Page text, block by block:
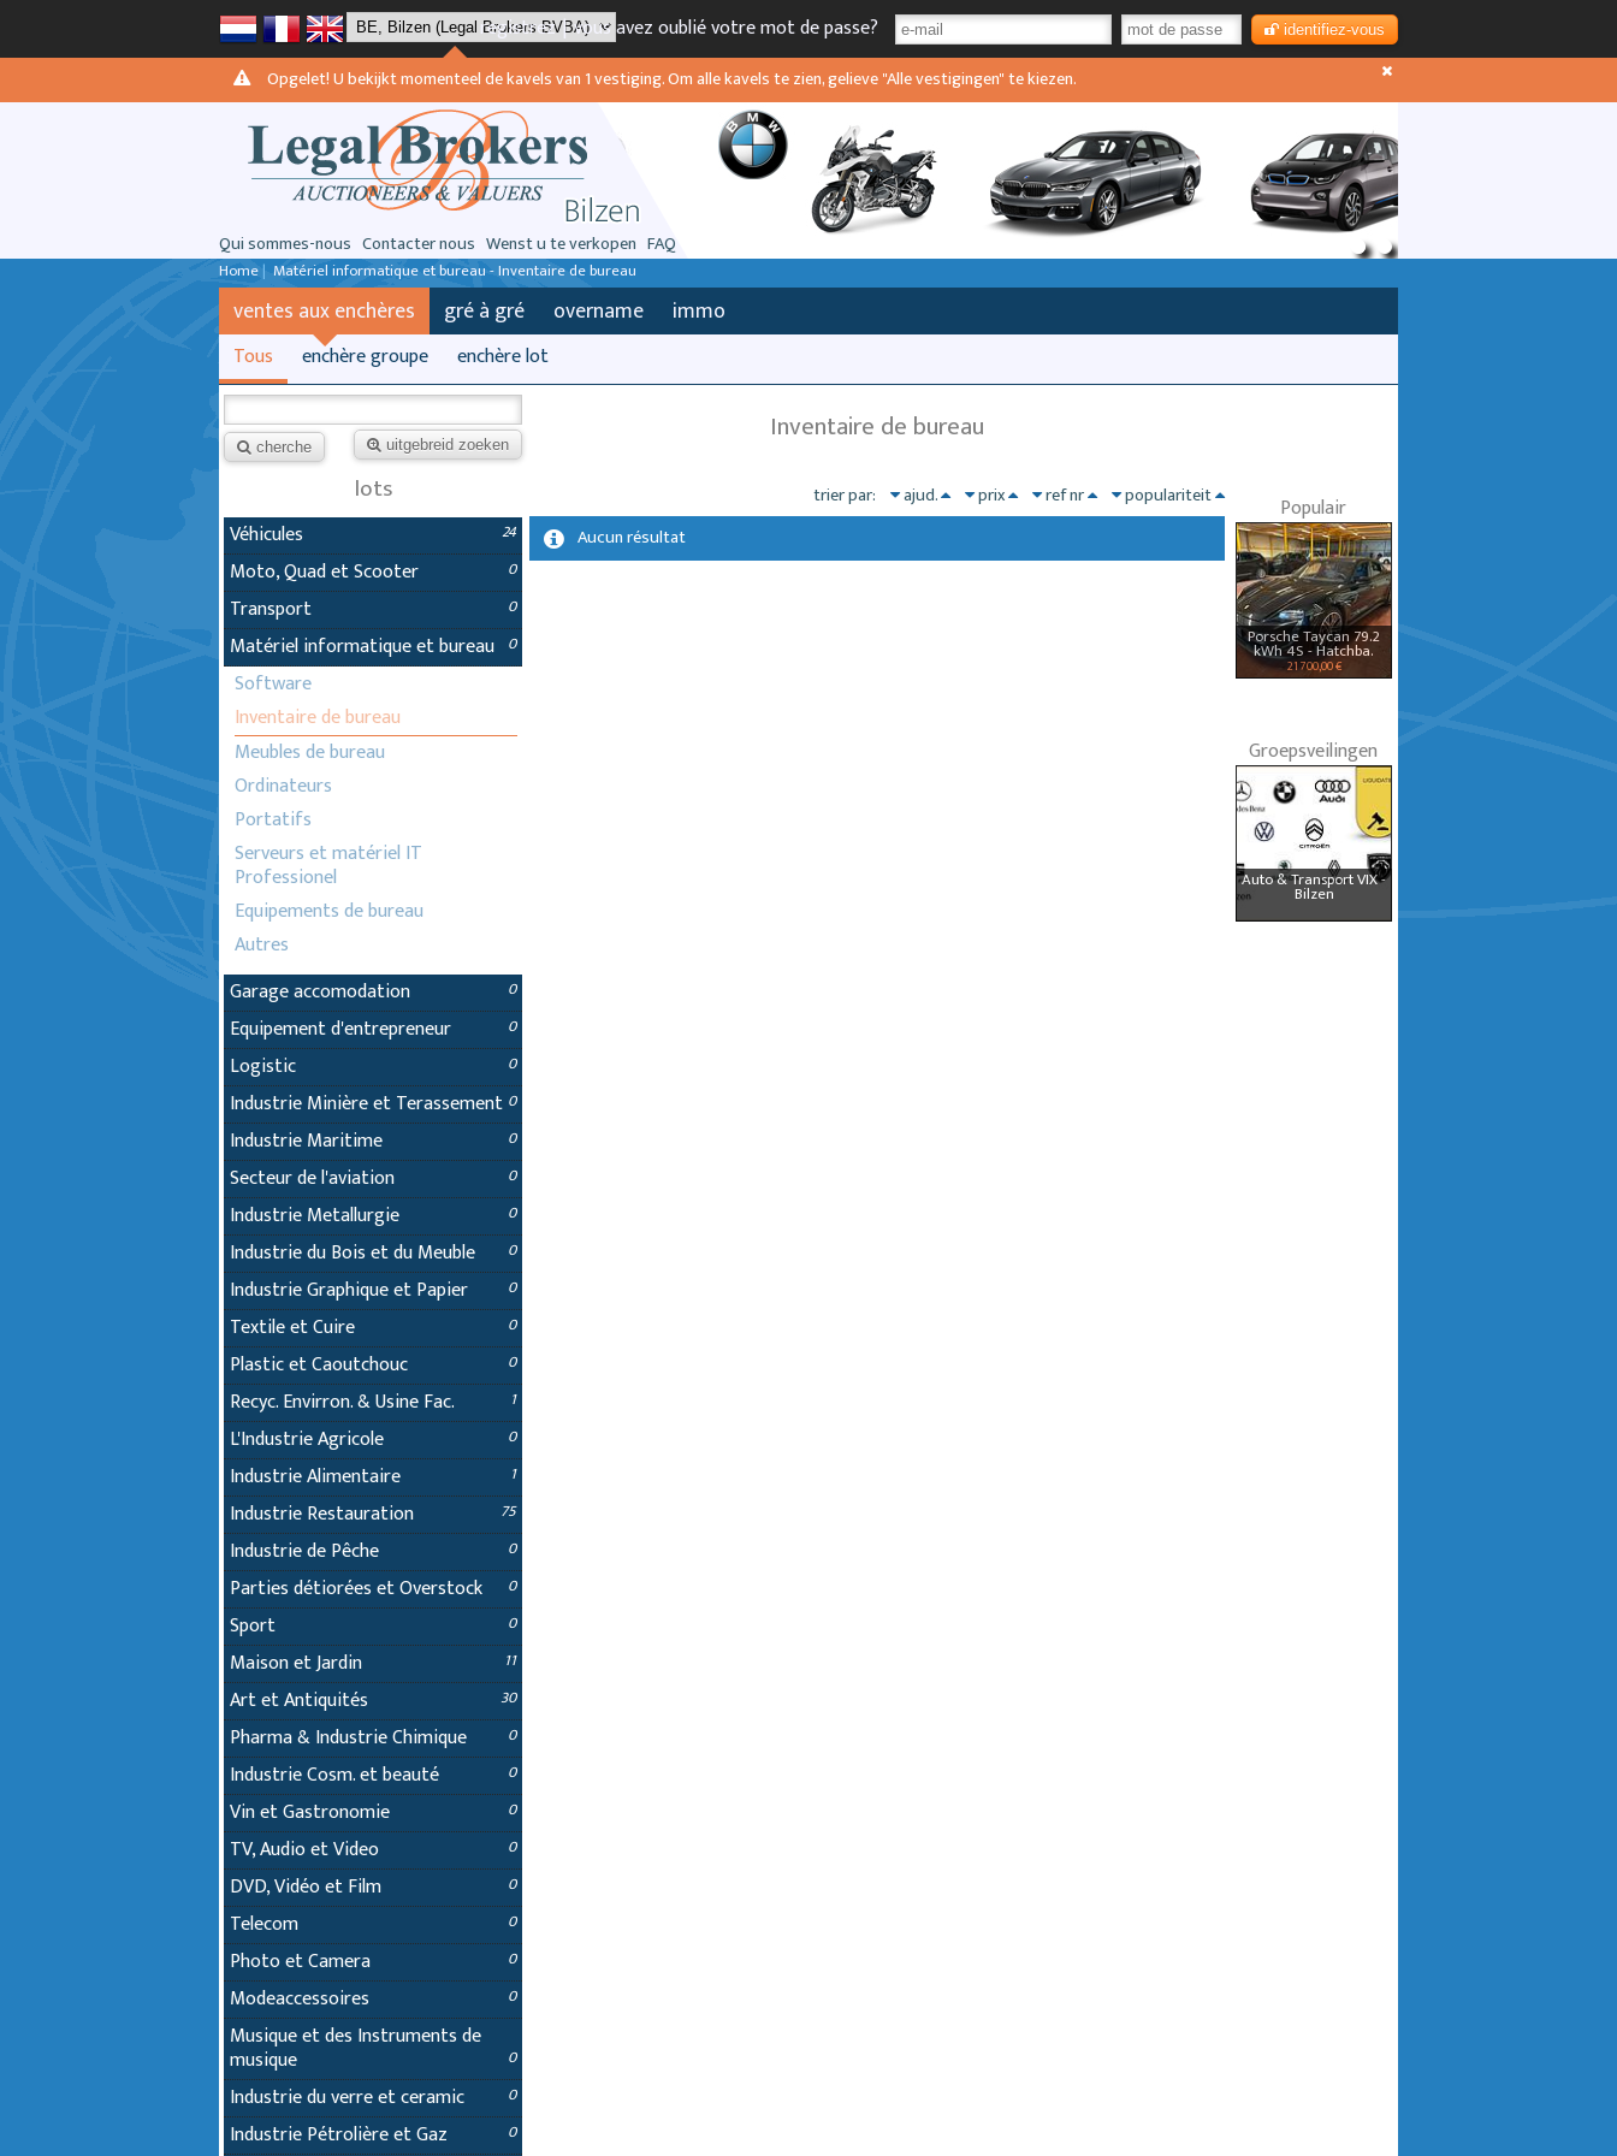
registrez | vous avez oublié votre mot de passe? identifiez-vous
Opgelet! U bekijkt momenteel de kavels van 1 vestiging. Om alle kavels te zien, gelieve "Alle vestigingen" te kiezen.
Qui sommes-nous Contacter nous Wenst u te verkopen FAQ
Home| Matériel informatique et bureau - Inventaire de bureau
ventes aux enchères gré à gré overname immo
Tous enchère groupe enchère lot
cherche uitgebreid zoeken
lots
Véhicules 24
Moto, Quad et Scooter 0
Transport 0
Matériel informatique et bureau 0
Software
Inventaire de bureau
Meubles de bureau
Ordinateurs
Portatifs
Serveurs et matériel IT
Professionel
Equipements de bureau
Autres
Garage accomodation
0
Equipement d'entrepreneur 0
Logistic 0
Industrie Minière et Terassement 0
Industrie Maritime 0
Secteur de l'aviation 0
Industrie Metallurgie 0
Industrie du Bois et du Meuble 0
Industrie Graphique et Papier 0
Textile et Cuire 0
Plastic et Caoutchouc 0
Recyc. Envirron. & Usine Fac. 1
L'Industrie Agricole 0
Industrie Alimentaire 1
Industrie Restauration 75
Industrie de Pêche 0
Parties détiorées et Overstock 0
Sport 0
Maison et Jardin 11
Art et Antiquités 30
Pharma & Industrie Chimique 0
Industrie Cosm. et beauté 0
Vin et Gastronomie 0
TV, Audio et Video 0
DVD, Vidéo et Film 0
Telecom 0
Photo et Camera 0
Modeaccessoires 0
Musique et des Instruments de
musique 0
Industrie du verre et ceramic 0
Industrie Pétrolière et Gaz 0
Inventaire de bureau
trier par: ajud. prix ref nr
populariteit
Aucun résultat
Populair
Porsche Taycan 79.2
kWh 4S - Hatchba.
21 700,00 €
Groepsveilingen
Auto & Transport VIX -
Bilzen